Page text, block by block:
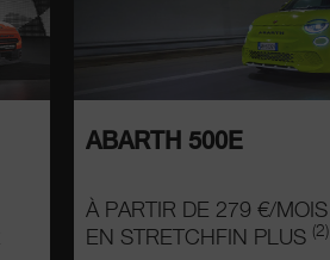
ABARTH 500E
À PARTIR DE 279 €/MOIS
EN STRETCHFIN PLUS (2)